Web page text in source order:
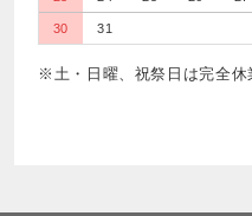
※土・日曜、祝祭日は完全休
30 31